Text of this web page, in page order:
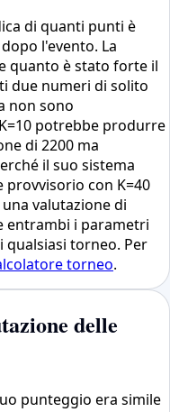
di quanti punti è
l'evento. La
quanto è stato forte il
due numeri di solito
non sono
potrebbe produrre
di 2200 ma
il suo sistema
con K=40
valutazione di
entrambi i parametri
qualsiasi torneo. Per
torneo.
delle
punteggio era simile